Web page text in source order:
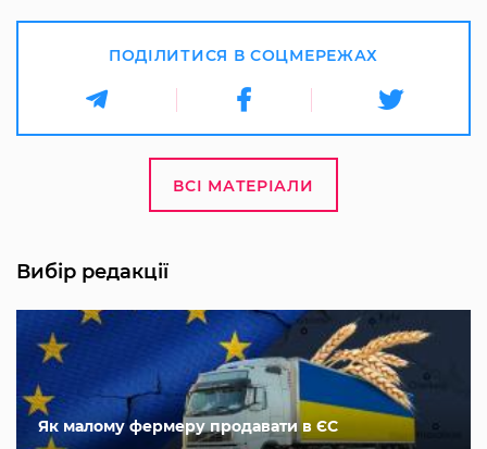
ПОДІЛИТИСЯ В СОЦМЕРЕЖАХ
ВСІ МАТЕРІАЛИ
Вибір редакції
Як малому фермеру продавати в ЄС